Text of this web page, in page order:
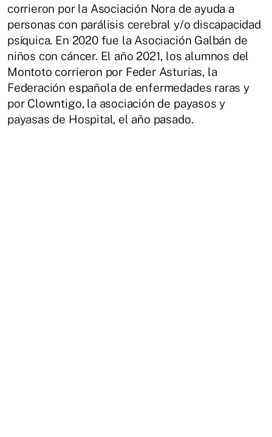
corrieron por la Asociación Nora de ayuda a
personas con parálisis cerebral y/o discapacidad
psíquica. En 2020 fue la Asociación Galbán de
niños con cáncer. El año 2021, los alumnos del
Montoto corrieron por Feder Asturias, la
Federación española de enfermedades raras y
por Clowntigo, la asociación de payasos y
payasas de Hospital, el año pasado.